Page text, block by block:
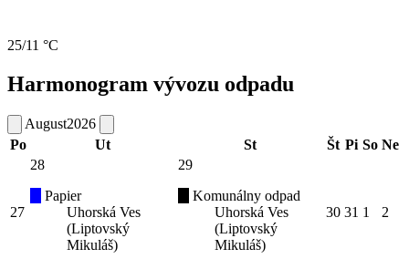
25/11 °C
Harmonogram vývozu odpadu
August2026
Po
Ut St Št Pi So Ne
27
28
Papier
Uhorská Ves
(Liptovský
Mikuláš)
29
Komunálny odpad
Uhorská Ves
(Liptovský
Mikuláš)
30 31 1 2